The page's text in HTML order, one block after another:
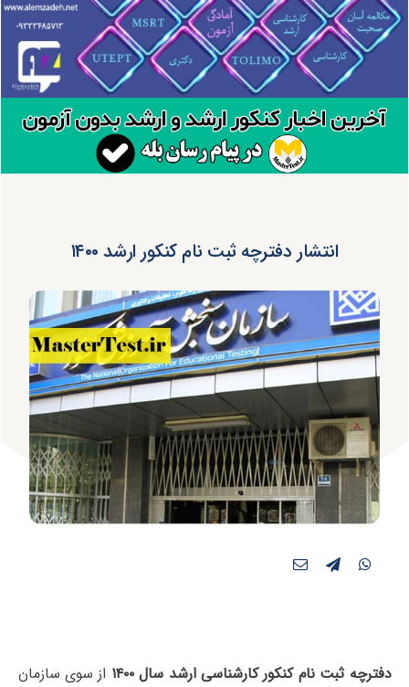
انتشار دفترچه ثبت نام کنکور ارشد ۱۴۰۰
دفترچه ثبت نام کنکور کارشناسی ارشد سال ۱۴۰۰
از سوی سازمان